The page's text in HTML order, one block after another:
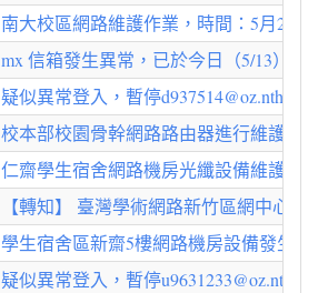
南大校區網路維護作業，時間：5月22
mx 信箱發生異常，已於今日（5/13）
疑似異常登入，暫停
校本部校園骨幹網路路由器進行維護作
仁齋學生宿舍網路機房光纖設備維護工
【轉知】 臺灣學術網路新竹區網中心
學生宿舍區新齋5樓網路機房設備發生
疑似異常登入，暫停